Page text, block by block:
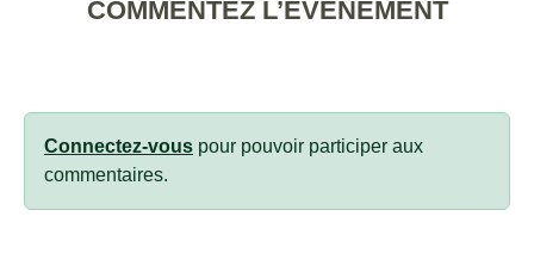
COMMENTEZ L’ÉVÈNEMENT
Connectez-vous pour pouvoir participer aux
commentaires.